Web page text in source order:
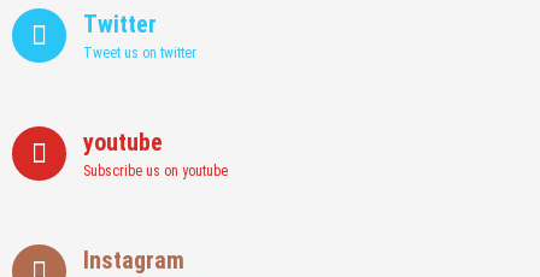
Twitter
Tweet us on twitter
youtube
Subscribe us on youtube
Instagram